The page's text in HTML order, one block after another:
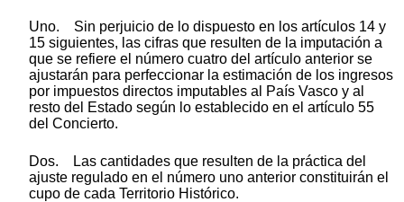
Uno. Sin perjuicio de lo dispuesto en los artículos 14 y
15 siguientes, las cifras que resulten de la imputación a
que se refiere el número cuatro del artículo anterior se
ajustarán para perfeccionar la estimación de los ingresos
por impuestos directos imputables al País Vasco y al
resto del Estado según lo establecido en el artículo 55
del Concierto.
Dos. Las cantidades que resulten de la práctica del
ajuste regulado en el número uno anterior constituirán el
cupo de cada Territorio Histórico.